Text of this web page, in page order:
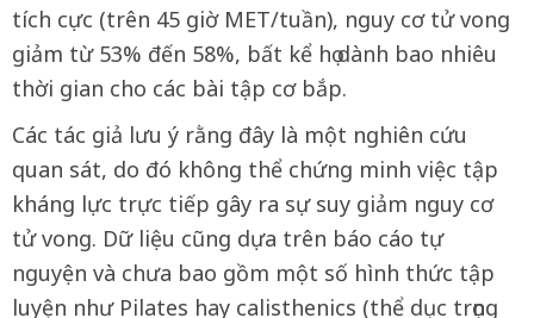
tích cực (trên 45 giờ MET/tuần), nguy cơ tử vong
giảm từ 53% đến 58%, bất kể họ dành bao nhiêu
thời gian cho các bài tập cơ bắp.
Các tác giả lưu ý rằng đây là một nghiên cứu
quan sát, do đó không thể chứng minh việc tập
kháng lực trực tiếp gây ra sự suy giảm nguy cơ
tử vong. Dữ liệu cũng dựa trên báo cáo tự
nguyện và chưa bao gồm một số hình thức tập
luyện như Pilates hay calisthenics (thể dục trọng